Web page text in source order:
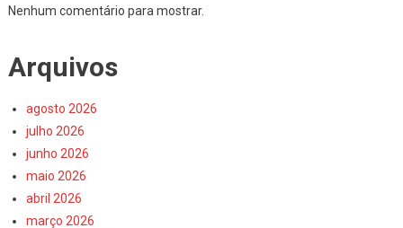
Nenhum comentário para mostrar.
Arquivos
agosto 2026
julho 2026
junho 2026
maio 2026
abril 2026
março 2026